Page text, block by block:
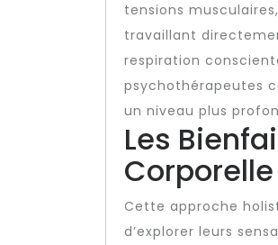
tensions
travaillant
respiration
psychothérapeutes
un niveau plus
Les
Corporelle
Cette approche
d’explorer leurs